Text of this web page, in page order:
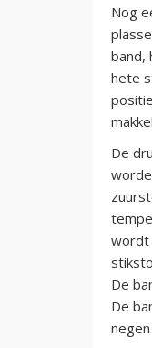
Nog
band,
hete
De
wordt
De
De